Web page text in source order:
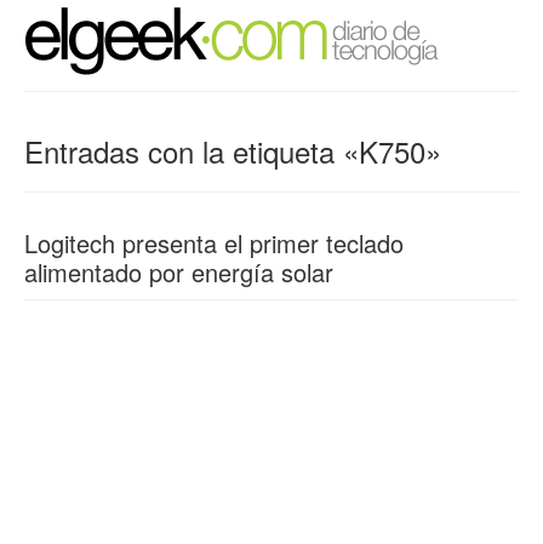
Entradas con la etiqueta «K750»
Logitech presenta el primer teclado
alimentado por energía solar